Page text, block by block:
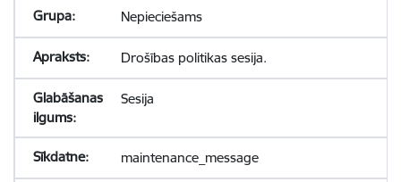
Nepieciešams
Drošības politikas sesija.
Sesija
maintenance_message